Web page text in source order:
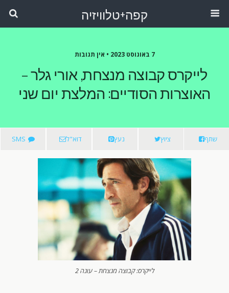
קפה+טלוויזיה
7 באוגוסט 2023 • אין תגובות
לייקרס קבוצה מנצחת, אורי גלר –
האוצרות הסודיים: המלצת יום שני
שתף ציוץ נעץ דוא"ל SMS
לייקרס: קבוצה מנצחת – עונה 2